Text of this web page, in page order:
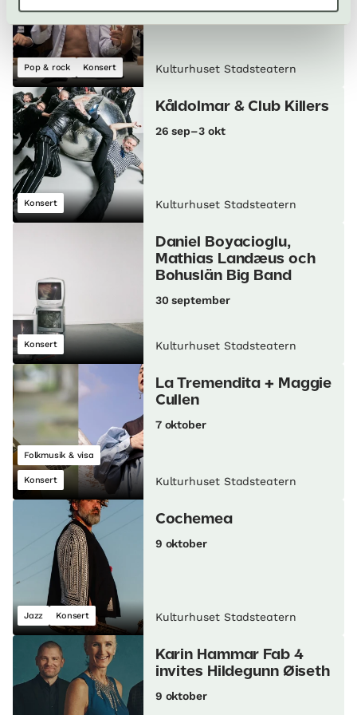
Pop & rock Konsert
19 september
Kulturhuset Stadsteatern
Konsert
Kåldolmar & Club Killers
26 sep–3 okt
Kulturhuset Stadsteatern
Konsert
Daniel Boyacioglu,
Mathias Landæus och
Bohuslän Big Band
30 september
Kulturhuset Stadsteatern
Folkmusik & visa
Konsert
La Tremendita + Maggie
Cullen
7 oktober
Kulturhuset Stadsteatern
Jazz Konsert
Cochemea
9 oktober
Kulturhuset Stadsteatern
Karin Hammar Fab 4
invites Hildegunn Øiseth
9 oktober